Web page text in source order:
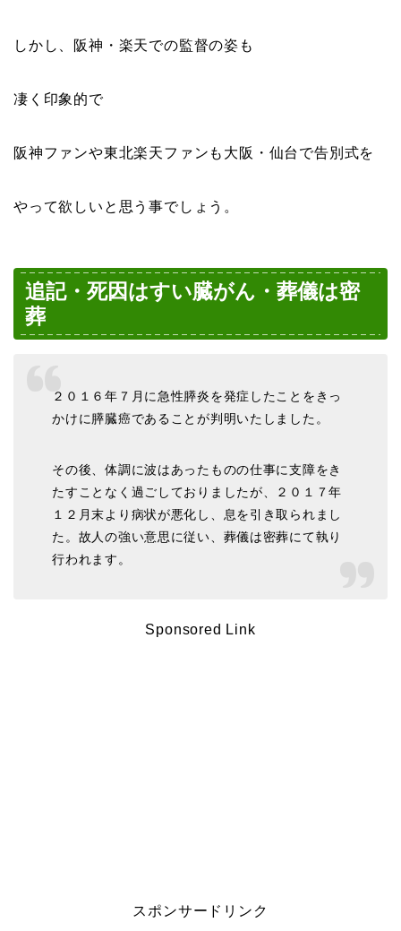
しかし、阪神・楽天での監督の姿も
凄く印象的で
阪神ファンや東北楽天ファンも大阪・仙台で告別式を
やって欲しいと思う事でしょう。
追記・死因はすい臓がん・葬儀は密
葬
２０１６年７月に急性膵炎を発症したことをきっ
かけに膵臓癌であることが判明いたしました。
その後、体調に波はあったものの仕事に支障をき
たすことなく過ごしておりましたが、２０１７年
１２月末より病状が悪化し、息を引き取られまし
た。故人の強い意思に従い、葬儀は密葬にて執り
行われます。
Sponsored Link
スポンサードリンク